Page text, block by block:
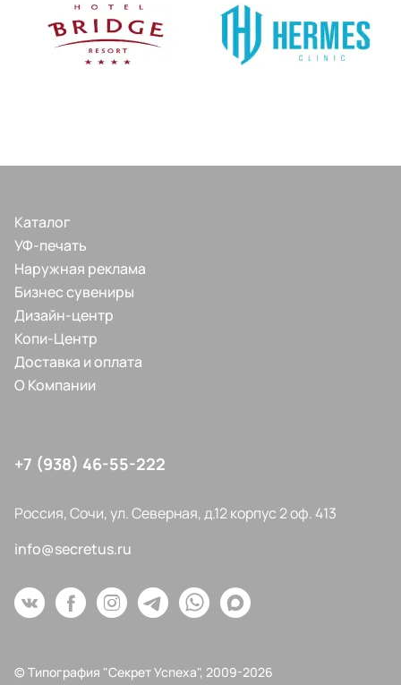
Каталог
УФ-печать
Наружная реклама
Бизнес сувениры
Дизайн-центр
Копи-Центр
Доставка и оплата
О Компании
+7 (938) 46-55-222
Россия, Сочи, ул. Северная, д.12 корпус 2 оф. 413
info@secretus.ru
© Типография "Секрет Успеха", 2009-2026